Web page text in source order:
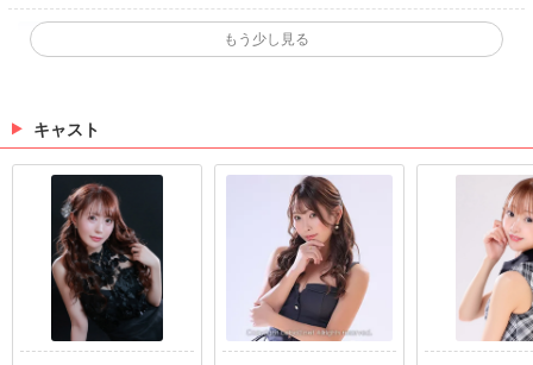
☆お写真更新しました☆
宮川めぐみさんのお写真更新しました!(^^)! めぐみさん
クラブベルべすいさんの神接客☺ 👇お店情報
👇 すすきのニュークラブ クラブ・ベルベ（鈴
鐘） 札幌市中央区南４条西３丁目１N-PLACE
ビル7F ☎️011-596-7717
クラブベルべすいさんの神接客☺ 👇お店情報👇 すす
きのニュークラブ クラブ・ベルベ（鈴鐘） 札幌市中央
区南４条西３丁目１N-PLACEビル7F ☎️011-596-771
7 TikTokで記事を開くOVER LOUNGE CLUBのTikTok
のフォローといいね！もお願いします❤
（07/13 08:41）
> ホットニュース一覧を見る
もう少し見る
キャスト